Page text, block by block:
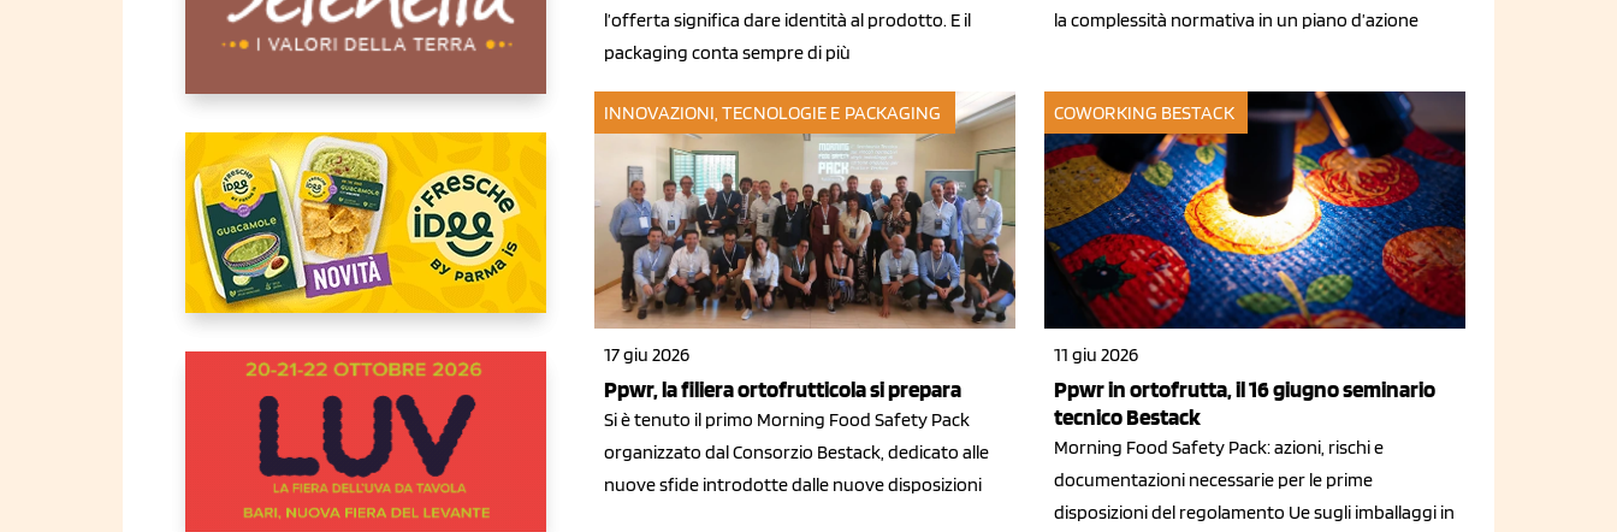
l’offerta significa dare identità al prodotto. E il
packaging conta sempre di più
la complessità normativa in un piano d’azione
INNOVAZIONI, TECNOLOGIE E PACKAGING
17 giu 2026
Ppwr, la filiera ortofrutticola si prepara
Si è tenuto il primo Morning Food Safety Pack
organizzato dal Consorzio Bestack, dedicato alle
nuove sfide introdotte dalle nuove disposizioni
COWORKING BESTACK
11 giu 2026
Ppwr in ortofrutta, il 16 giugno seminario
tecnico Bestack
Morning Food Safety Pack: azioni, rischi e
documentazioni necessarie per le prime
disposizioni del regolamento Ue sugli imballaggi in